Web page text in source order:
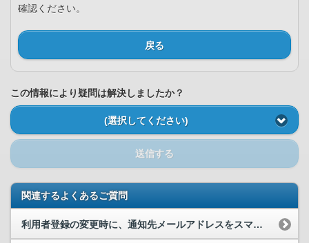
確認ください。
戻る
この情報により疑問は解決しましたか？
(選択してください)
送信する
関連するよくあるご質問
利用者登録の変更時に、通知先メールアドレスをスマホのアドレスにしてもいいですか？